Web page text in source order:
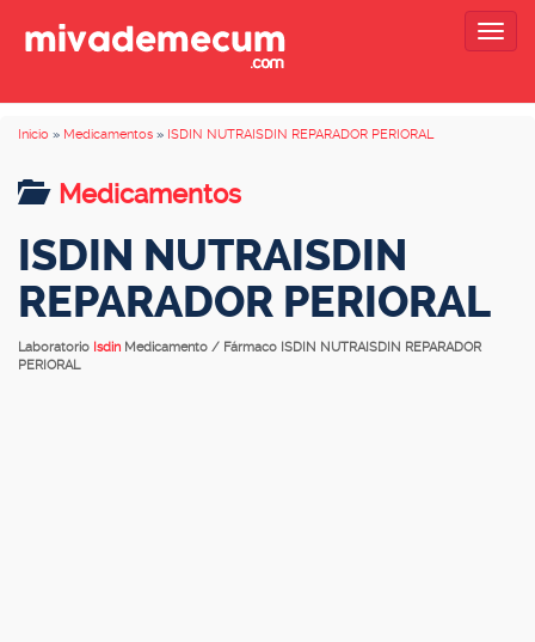
Inicio » Medicamentos » ISDIN NUTRAISDIN REPARADOR PERIORAL
Medicamentos
ISDIN NUTRAISDIN
REPARADOR PERIORAL
Laboratorio Isdin Medicamento / Fármaco ISDIN NUTRAISDIN REPARADOR
PERIORAL